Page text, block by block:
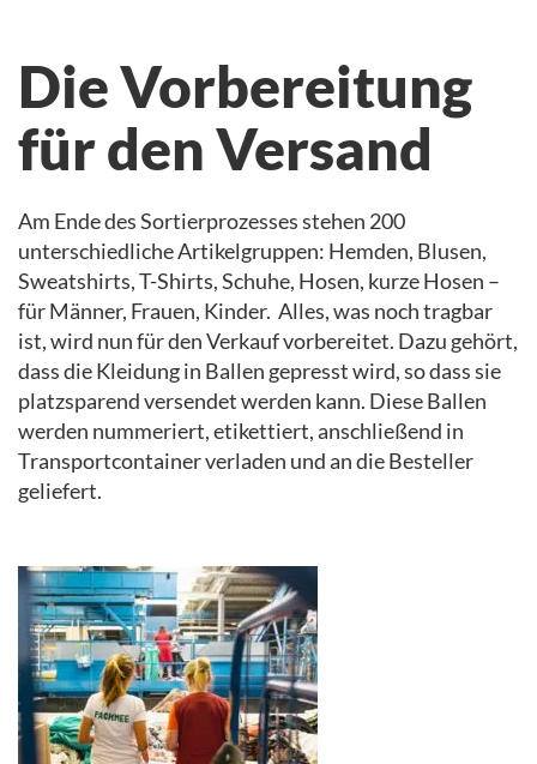
Die Vorbereitung
für den Versand
Am Ende des Sortierprozesses stehen 200
unterschiedliche Artikelgruppen: Hemden, Blusen,
Sweatshirts, T-Shirts, Schuhe, Hosen, kurze Hosen –
für Männer, Frauen, Kinder. Alles, was noch tragbar
ist, wird nun für den Verkauf vorbereitet. Dazu gehört,
dass die Kleidung in Ballen gepresst wird, so dass sie
platzsparend versendet werden kann. Diese Ballen
werden nummeriert, etikettiert, anschließend in
Transportcontainer verladen und an die Besteller
geliefert.